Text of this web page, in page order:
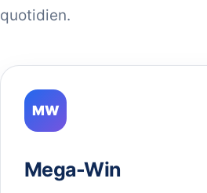
quotidien.
MW
Mega-Win